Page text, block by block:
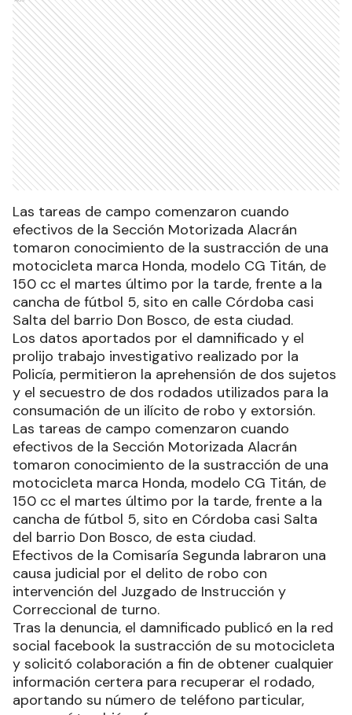
Las tareas de campo comenzaron cuando
efectivos de la Sección Motorizada Alacrán
tomaron conocimiento de la sustracción de una
motocicleta marca Honda, modelo CG Titán, de
150 cc el martes último por la tarde, frente a la
cancha de fútbol 5, sito en calle Córdoba casi
Salta del barrio Don Bosco, de esta ciudad.
Los datos aportados por el damnificado y el
prolijo trabajo investigativo realizado por la
Policía, permitieron la aprehensión de dos sujetos
y el secuestro de dos rodados utilizados para la
consumación de un ilícito de robo y extorsión.
Las tareas de campo comenzaron cuando
efectivos de la Sección Motorizada Alacrán
tomaron conocimiento de la sustracción de una
motocicleta marca Honda, modelo CG Titán, de
150 cc el martes último por la tarde, frente a la
cancha de fútbol 5, sito en Córdoba casi Salta
del barrio Don Bosco, de esta ciudad.
Efectivos de la Comisaría Segunda labraron una
causa judicial por el delito de robo con
intervención del Juzgado de Instrucción y
Correccional de turno.
Tras la denuncia, el damnificado publicó en la red
social facebook la sustracción de su motocicleta
y solicitó colaboración a fin de obtener cualquier
información certera para recuperar el rodado,
aportando su número de teléfono particular,